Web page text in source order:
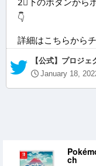
👇
詳細はこちらから
— 【公式】プロジ
January 18,
ch